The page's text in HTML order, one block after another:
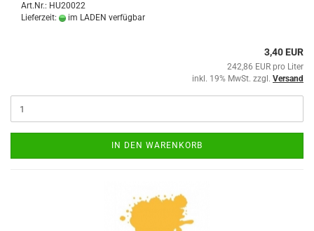
Art.Nr.: HU20022
Lieferzeit:
im LADEN verfügbar
3,40 EUR
242,86 EUR pro Liter
inkl. 19% MwSt. zzgl. Versand
IN DEN WARENKORB